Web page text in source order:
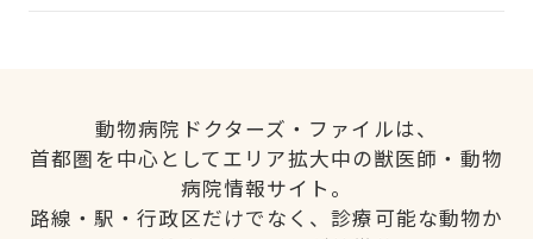
動物病院ドクターズ・ファイルは、
首都圏を中心としてエリア拡大中の獣医師・動物
病院情報サイト。
路線・駅・行政区だけでなく、診療可能な動物か